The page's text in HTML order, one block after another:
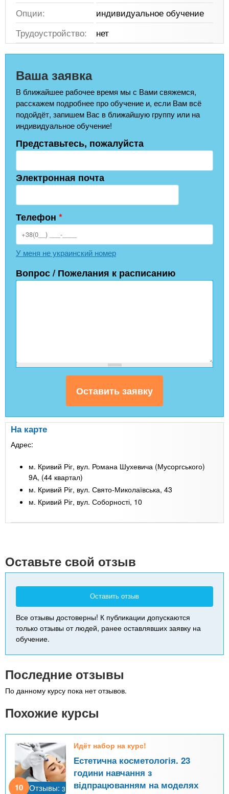
Опции:
индивидуальное обучение
Трудоустройство:
нет
Ваша заявка
В ближайшее рабочее время мы с Вами свяжемся,
расскажем подробнее про обучение и, если Вам всё
подойдёт, запишем Вас в ближайшую группу или на
индивидуальное обучение!
Представьтесь, пожалуйста
Электронная почта
Телефон *
У меня не украинский номер
Вопрос / Пожелания к расписанию
На карте
Адрес:
м. Кривий Ріг, вул. Романа Шухевича (Мусоргського)
9А, (44 квартал)
м. Кривий Ріг, вул. Свято-Миколаївська, 43
м. Кривий Ріг, вул. Соборності, 10
Оставьте свой отзыв
Оставить отзыв
Все отзывы достоверны! К публикации допускаются
только отзывы от людей, ранее оставлявших заявку на
обучение.
Последние отзывы
По данному курсу пока нет отзывов.
Похожие курсы
10 Отзывы: 3
Идёт набор на курс!
Естетична косметологія. 23
години навчання з
відпрацюванням на моделях